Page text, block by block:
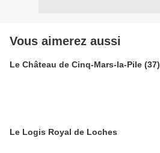
Vous aimerez aussi
Le Château de Cinq-Mars-la-Pile (37)
Le Logis Royal de Loches